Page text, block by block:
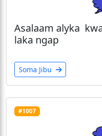
Asalaam alyka
laka ngap
Soma Jibu
#1007